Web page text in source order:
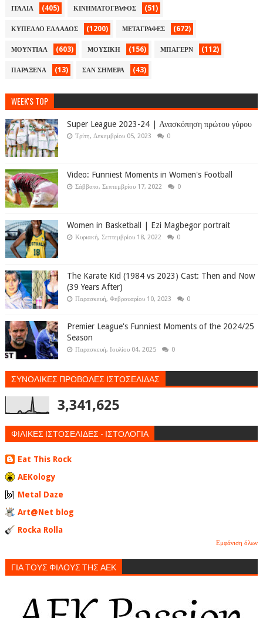
ΙΤΑΛΙΑ (405) ΚΙΝΗΜΑΤΟΓΡΑΦΟΣ (51)
ΚΥΠΕΛΛΟ ΕΛΛΑΔΟΣ (1200) ΜΕΤΑΓΡΑΦΕΣ (672)
ΜΟΥΝΤΙΑΛ (603) ΜΟΥΣΙΚΗ (156) ΜΠΑΓΕΡΝ (112)
ΠΑΡΑΞΕΝΑ (13) ΣΑΝ ΣΗΜΕΡΑ (43)
WEEK'S TOP
Super League 2023-24 | Ανασκόπηση πρώτου γύρου
Τρίτη, Δεκεμβρίου 05, 2023 0
Video: Funniest Moments in Women's Football
Σάββατο, Σεπτεμβρίου 17, 2022 0
Women in Basketball | Ezi Magbegor portrait
Κυριακή, Σεπτεμβρίου 18, 2022 0
The Karate Kid (1984 vs 2023) Cast: Then and Now
(39 Years After)
Παρασκευή, Φεβρουαρίου 10, 2023 0
Premier League's Funniest Moments of the 2024/25
Season
Παρασκευή, Ιουλίου 04, 2025 0
ΣΥΝΟΛΙΚΕΣ ΠΡΟΒΟΛΕΣ ΙΣΤΟΣΕΛΙΔΑΣ
3,341,625
ΦΙΛΙΚΕΣ ΙΣΤΟΣΕΛΙΔΕΣ - ΙΣΤΟΛΟΓΙΑ
Eat This Rock
AEKology
Metal Daze
Art@Net blog
Rocka Rolla
Εμφάνιση όλων
ΓΙΑ ΤΟΥΣ ΦΙΛΟΥΣ ΤΗΣ ΑΕΚ